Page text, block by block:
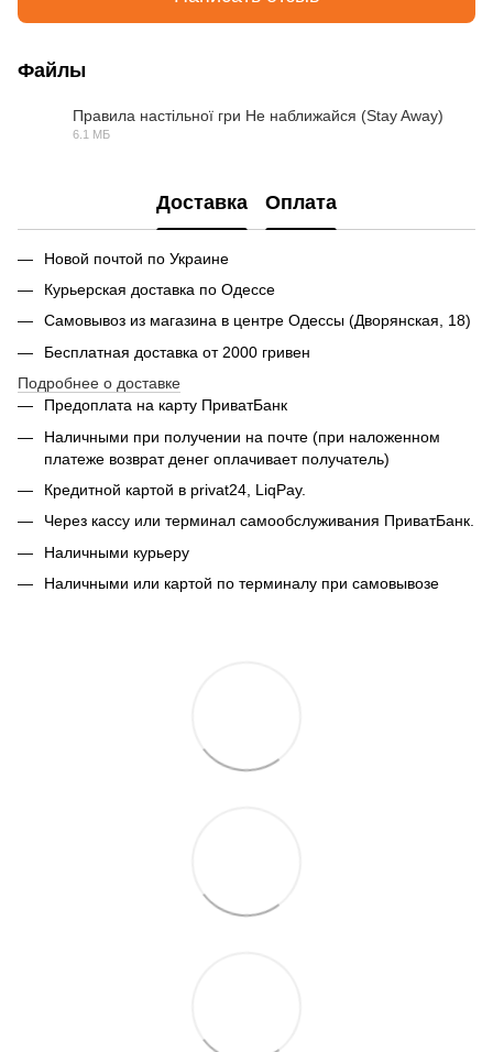
Файлы
Правила настільної гри Не наближайся (Stay Away)
6.1 МБ
Доставка Оплата
Новой почтой по Украине
Курьерская доставка по Одессе
Самовывоз из магазина в центре Одессы (Дворянская, 18)
Бесплатная доставка от 2000 гривен
Подробнее о доставке
Предоплата на карту ПриватБанк
Наличными при получении на почте (при наложенном
платеже возврат денег оплачивает получатель)
Кредитной картой в privat24, LiqPay.
Через кассу или терминал самообслуживания ПриватБанк.
Наличными курьеру
Наличными или картой по терминалу при самовывозе